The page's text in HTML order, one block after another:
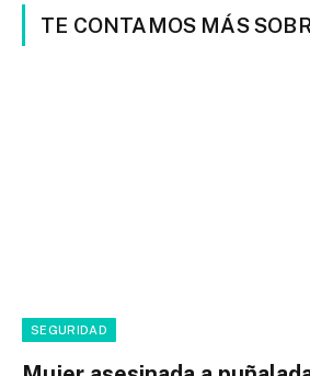
TE CONTAMOS MÁS
SEGURIDAD